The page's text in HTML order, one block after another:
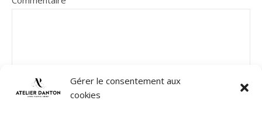
Gérer le consentement aux
cookies